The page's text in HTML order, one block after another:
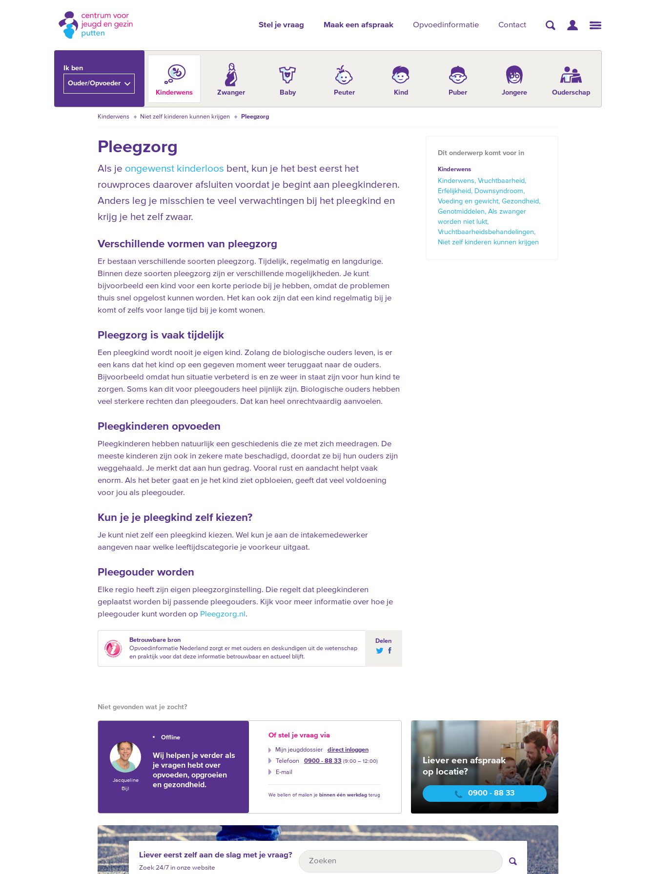
Stel je vraag Maak een afspraak Opvoedinformatie Contact
Ik ben
Ouder/Opvoeder
Kinderwens
Zwanger Baby Peuter Kind Puber Jongere Ouderschap
Kinderwens Niet zelf kinderen kunnen krijgen Pleegzorg
Pleegzorg
Als je ongewenst kinderloos bent, kun je het best eerst het
rouwproces daarover afsluiten voordat je begint aan pleegkinderen.
Anders leg je misschien te veel verwachtingen bij het pleegkind en
krijg je het zelf zwaar.
Verschillende vormen van pleegzorg
Er bestaan verschillende soorten pleegzorg. Tijdelijk, regelmatig en langdurige.
Binnen deze soorten pleegzorg zijn er verschillende mogelijkheden. Je kunt
bijvoorbeeld een kind voor een korte periode bij je hebben, omdat de problemen
thuis snel opgelost kunnen worden. Het kan ook zijn dat een kind regelmatig bij je
komt of zelfs voor lange tijd bij je komt wonen.
Pleegzorg is vaak tijdelijk
Een pleegkind wordt nooit je eigen kind. Zolang de biologische ouders leven, is er
een kans dat het kind op een gegeven moment weer teruggaat naar de ouders.
Bijvoorbeeld omdat hun situatie verbeterd is en ze weer in staat zijn voor hun kind te
zorgen. Soms kan dit voor pleegouders heel pijnlijk zijn. Biologische ouders hebben
veel sterkere rechten dan pleegouders. Dat kan heel onrechtvaardig aanvoelen.
Pleegkinderen opvoeden
Pleegkinderen hebben natuurlijk een geschiedenis die ze met zich meedragen. De
meeste kinderen zijn ook in zekere mate beschadigd, doordat ze bij hun ouders zijn
weggehaald. Je merkt dat aan hun gedrag. Vooral rust en aandacht helpt vaak
enorm. Als het beter gaat en je het kind ziet opbloeien, geeft dat veel voldoening
voor jou als pleegouder.
Kun je je pleegkind zelf kiezen?
Je kunt niet zelf een pleegkind kiezen. Wel kun je aan de intakemedewerker
aangeven naar welke leeftijdscategorie je voorkeur uitgaat.
Pleegouder worden
Elke regio heeft zijn eigen pleegzorginstelling. Die regelt dat pleegkinderen
geplaatst worden bij passende pleegouders. Kijk voor meer informatie over hoe je
pleegouder kunt worden op Pleegzorg.nl .
Betrouwbare bron
Opvoedinformatie Nederland zorgt er met ouders en deskundigen uit de wetenschap
en praktijk voor dat deze informatie betrouwbaar en actueel blijft.
Delen
Dit onderwerp komt voor in
Kinderwens
Kinderwens Vruchtbaarheid
Erfelijkheid
Downsyndroom
Voeding en gewicht Gezondheid
Genotmiddelen Als zwanger
worden niet lukt
Vruchtbaarheidsbehandelingen
Niet zelf kinderen kunnen krijgen
Niet gevonden wat je zocht?
Jacqueline
Bijl
Offline
Wij helpen je verder als
je vragen hebt over
opvoeden, opgroeien
en gezondheid.
Of stel je vraag via
Mijn jeugddossier
direct inloggen
Telefoon
0900 - 88 33 (9:00 –‍ 12:00)
E-mail
We bellen of mailen je binnen één werkdagterug
Liever een afspraak
op locatie?
0900 - 88 33
Liever eerst zelf aan de slag met je vraag?
Zoek 24/7 in onze website